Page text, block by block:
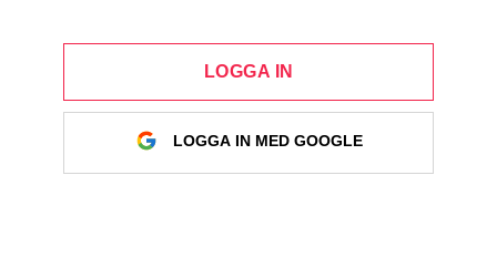
LOGGA IN
LOGGA IN MED GOOGLE